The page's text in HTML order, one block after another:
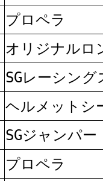
プロペラ
オリジナルロ
SGレーシン
ヘルメットシ
SGジャンパー
プロペラ